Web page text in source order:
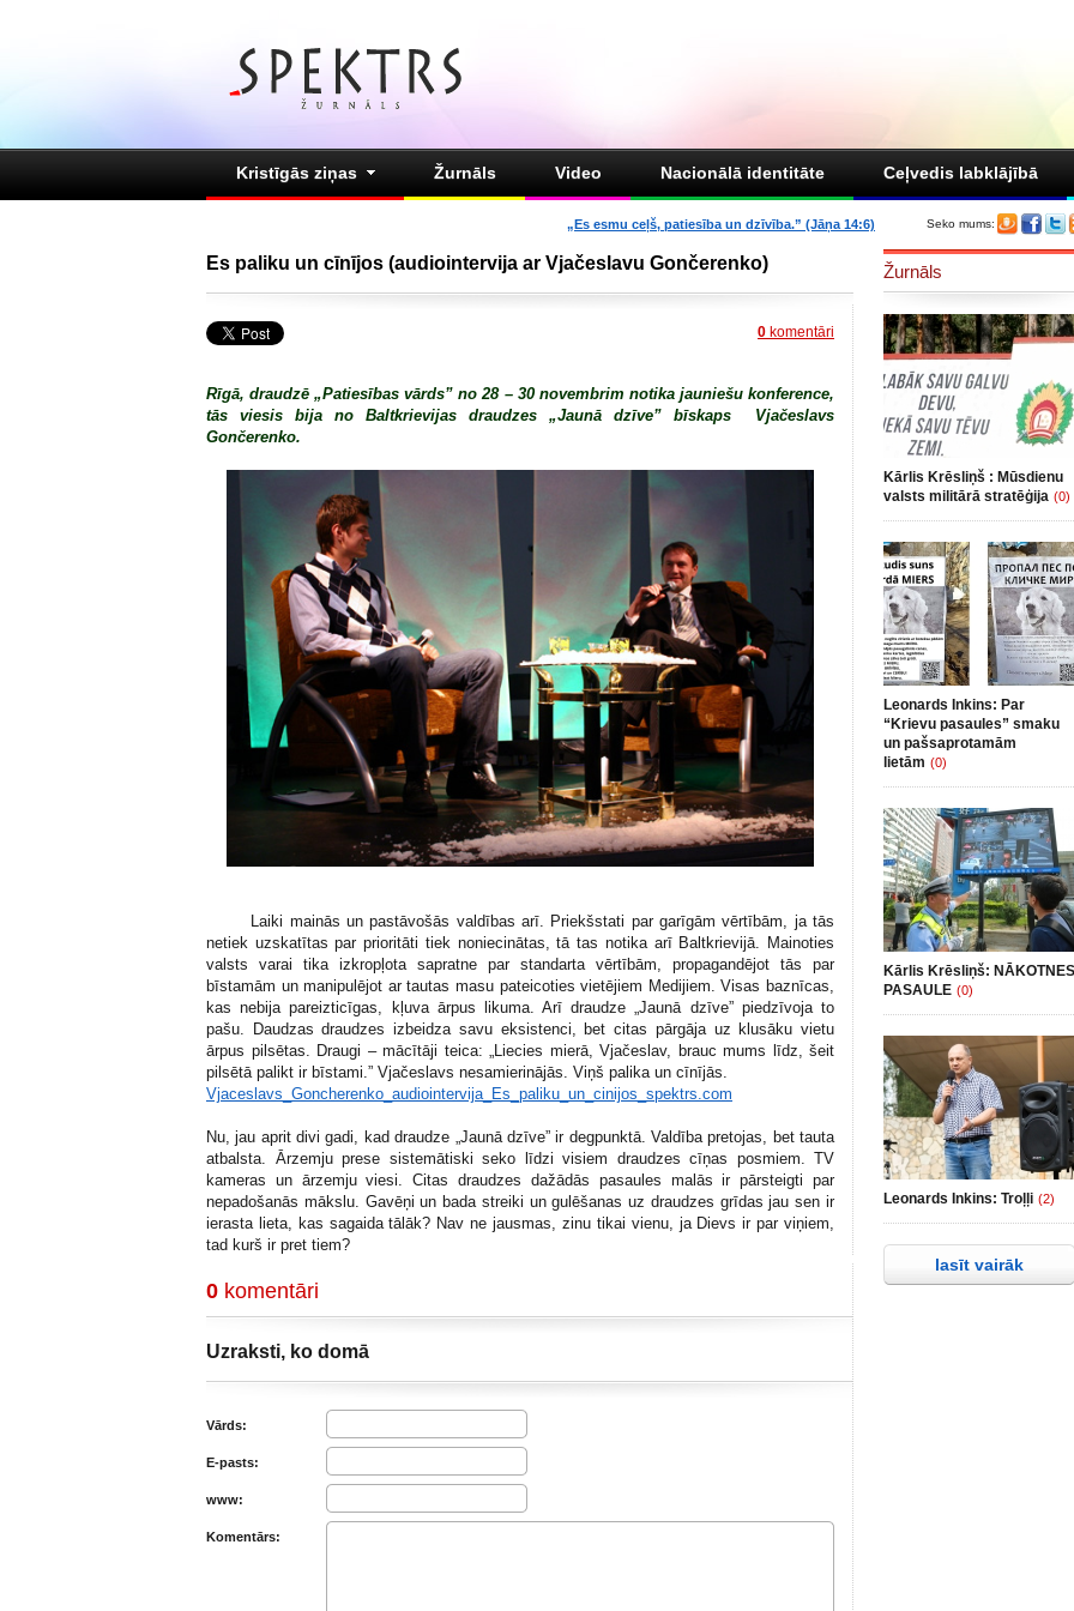
Kristīgās ziņas Žurnāls Video Nacionālā identitāte Ceļvedis labklājībā
Seko mums:
„Es esmu ceļš, patiesība un dzīvība.” (Jāņa 14:6)
Es paliku un cīnījos (audiointervija ar Vjačeslavu Gončerenko)
0 komentāri
Rīgā, draudzē „Patiesības vārds” no 28 – 30 novembrim notika jauniešu konference,
tās viesis bija no Baltkrievijas draudzes „Jaunā dzīve” bīskaps Vjačeslavs
Gončerenko.
Laiki mainās un pastāvošās valdības arī. Priekšstati par garīgām vērtībām, ja tās
netiek uzskatītas par prioritāti tiek noniecinātas, tā tas notika arī Baltkrievijā. Mainoties
valsts varai tika izkropļota sapratne par standarta vērtībām, propagandējot tās par
bīstamām un manipulējot ar tautas masu pateicoties vietējiem Medijiem. Visas baznīcas,
kas nebija pareizticīgas, kļuva ārpus likuma. Arī draudze „Jaunā dzīve” piedzīvoja to
pašu. Daudzas draudzes izbeidza savu eksistenci, bet citas pārgāja uz klusāku vietu
ārpus pilsētas. Draugi – mācītāji teica: „Liecies mierā, Vjačeslav, brauc mums līdz, šeit
pilsētā palikt ir bīstami.” Vjačeslavs nesamierinājās. Viņš palika un cīnījās.
Vjaceslavs_Goncherenko_audiointervija_Es_paliku_un_cinijos_spektrs.com
Nu, jau aprit divi gadi, kad draudze „Jaunā dzīve” ir degpunktā. Valdība pretojas, bet tauta
atbalsta. Ārzemju prese sistemātiski seko līdzi visiem draudzes cīņas posmiem. TV
kameras un ārzemju viesi. Citas draudzes dažādās pasaules malās ir pārsteigti par
nepadošanās mākslu. Gavēņi un bada streiki un gulēšanas uz draudzes grīdas jau sen ir
ierasta lieta, kas sagaida tālāk? Nav ne jausmas, zinu tikai vienu, ja Dievs ir par viņiem,
tad kurš ir pret tiem?
0 komentāri
Uzraksti, ko domā
Vārds:
E-pasts:
www:
Komentārs:
Žurnāls
Kārlis Krēsliņš : Mūsdienu
valsts militārā stratēģija (0)
Leonards Inkins: Par
“Krievu pasaules” smaku
un pašsaprotamām
lietām (0)
Kārlis Krēsliņš: NĀKOTNES
PASAULE (0)
Leonards Inkins: Troļļi (2)
lasīt vairāk